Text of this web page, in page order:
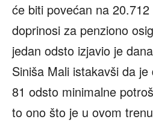
će biti povećan na
doprinosi za penziono
jedan odsto izjavio je
Siniša Mali istakavši da
81 odsto minimalne
to ono što je u ovom